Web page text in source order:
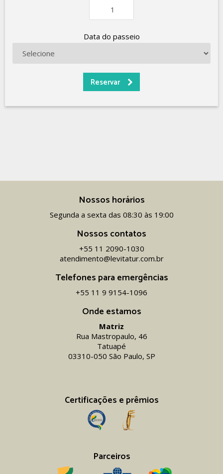
Data do passeio
Onde estamos
Matriz
Rua Mastropaulo, 46
Tatuapé
03310-050 São Paulo, SP
Certificações e prêmios
Parceiros
Nossos horários
Segunda a sexta das 08:30 às 19:00
Nossos contatos
+55 11 2090-1030
atendimento@levitatur.com.br
Telefones para emergências
+55 11 9 9154-1096‬